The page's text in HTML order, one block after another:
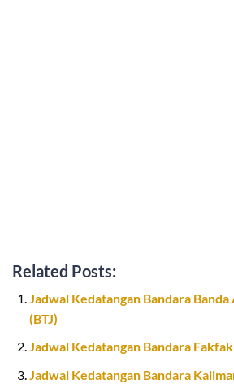
Related Posts:
Jadwal Kedatangan Bandara
(BTJ)
Jadwal Kedatangan Bandara
Jadwal Kedatangan Bandara